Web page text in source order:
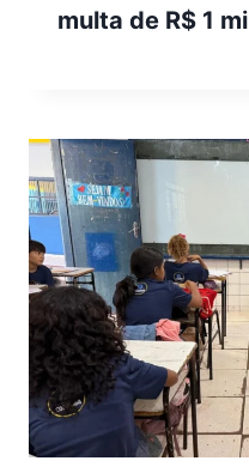
multa de R$ 1 mi